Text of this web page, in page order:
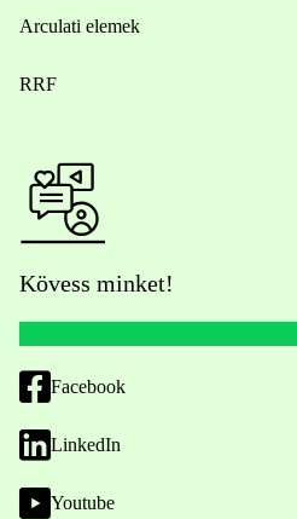
Arculati elemek
RRF
Kövess minket!
Facebook
LinkedIn
Youtube